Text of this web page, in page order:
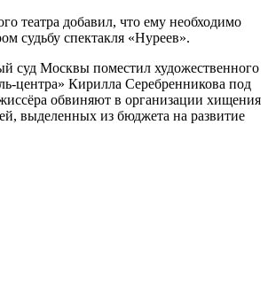
театра добавил, что ему необходимо
судьбу спектакля «Нуреев».
суд Москвы поместил художественного
центра» Кирилла Серебренникова под
обвиняют в организации хищения
выделенных из бюджета на развитие